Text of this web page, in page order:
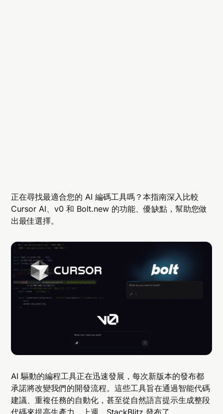
正在尋找最適合您的 AI 編碼工具嗎？本指南深入比較
Cursor AI、v0 和 Bolt.new 的功能、優缺點，幫助您做
出最佳選擇。
AI 驅動的編程工具正在迅速發展，每次新版本的發布都
承諾將改變我們的開發流程。這些工具旨在通過智能代碼
建議、重複任務的自動化，甚至從自然語言提示生成整段